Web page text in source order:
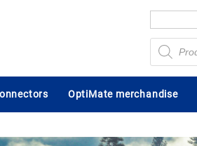
Producten
zoeken
OptiMate merchandise